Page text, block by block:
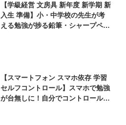
【学級経営 文房具 新年度 新学期 新
入生 準備】小・中学校の先生が考
える勉強が捗る鉛筆・シャープペン
【スマートフォン スマホ依存 学習
セルフコントロール】スマホで勉強
が台無しに！自分でコントロールを